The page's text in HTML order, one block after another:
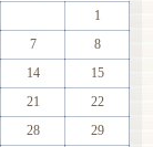
1
7
8
14
15
21
22
28
29